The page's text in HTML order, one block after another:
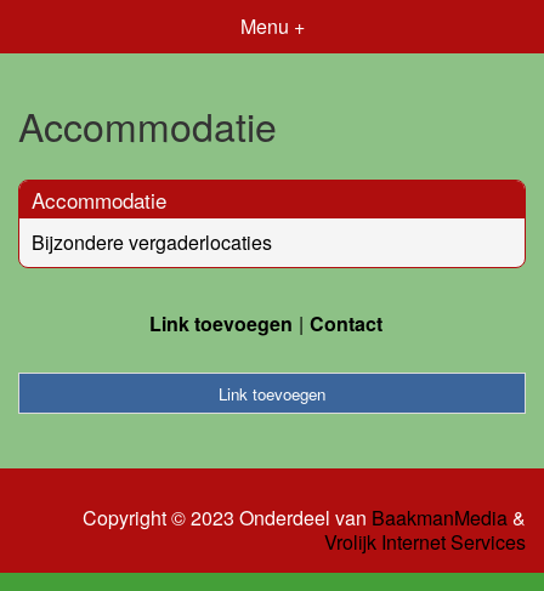
Menu +
Accommodatie
Accommodatie
Bijzondere vergaderlocaties
Link toevoegen Contact
Link toevoegen
Copyright © 2023 Onderdeel van BaakmanMedia&
Vrolijk Internet Services